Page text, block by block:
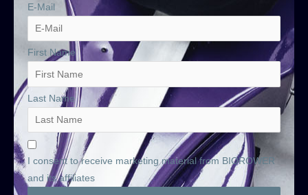
E-Mail
First Name
Last Name
I consent to receive marketing material from BIOROWER
and its affiliates